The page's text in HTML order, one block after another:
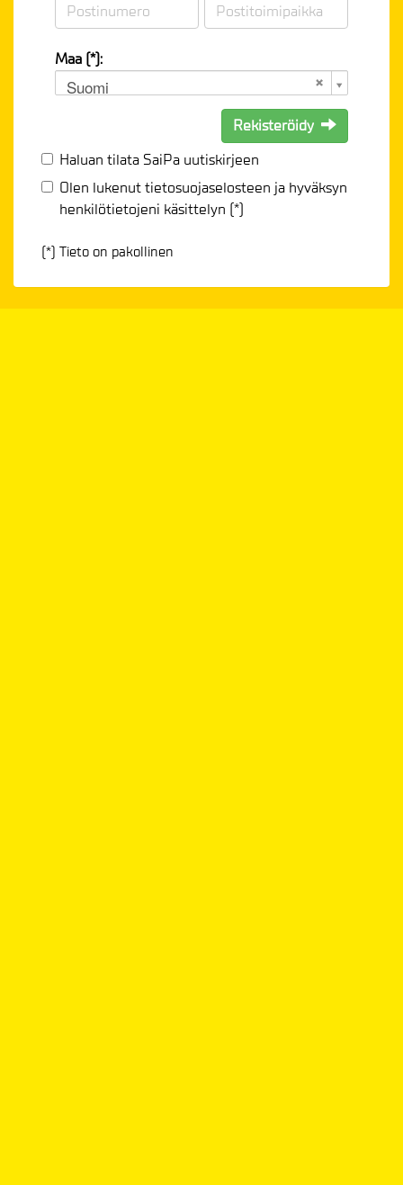
Maa (*):
Suomi
Rekisteröidy
Haluan tilata SaiPa uutiskirjeen
Olen lukenuttietosuojaselosteen ja hyväksyn
henkilötietojeni käsittelyn (*)
(*) Tieto on pakollinen